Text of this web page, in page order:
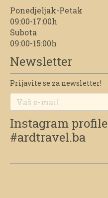
Ponedjeljak-Petak
09:00-17:00h
Subota
09:00-15:00h
Newsletter
Prijavite se za newsletter!
Instagram profile
#ardtravel.ba